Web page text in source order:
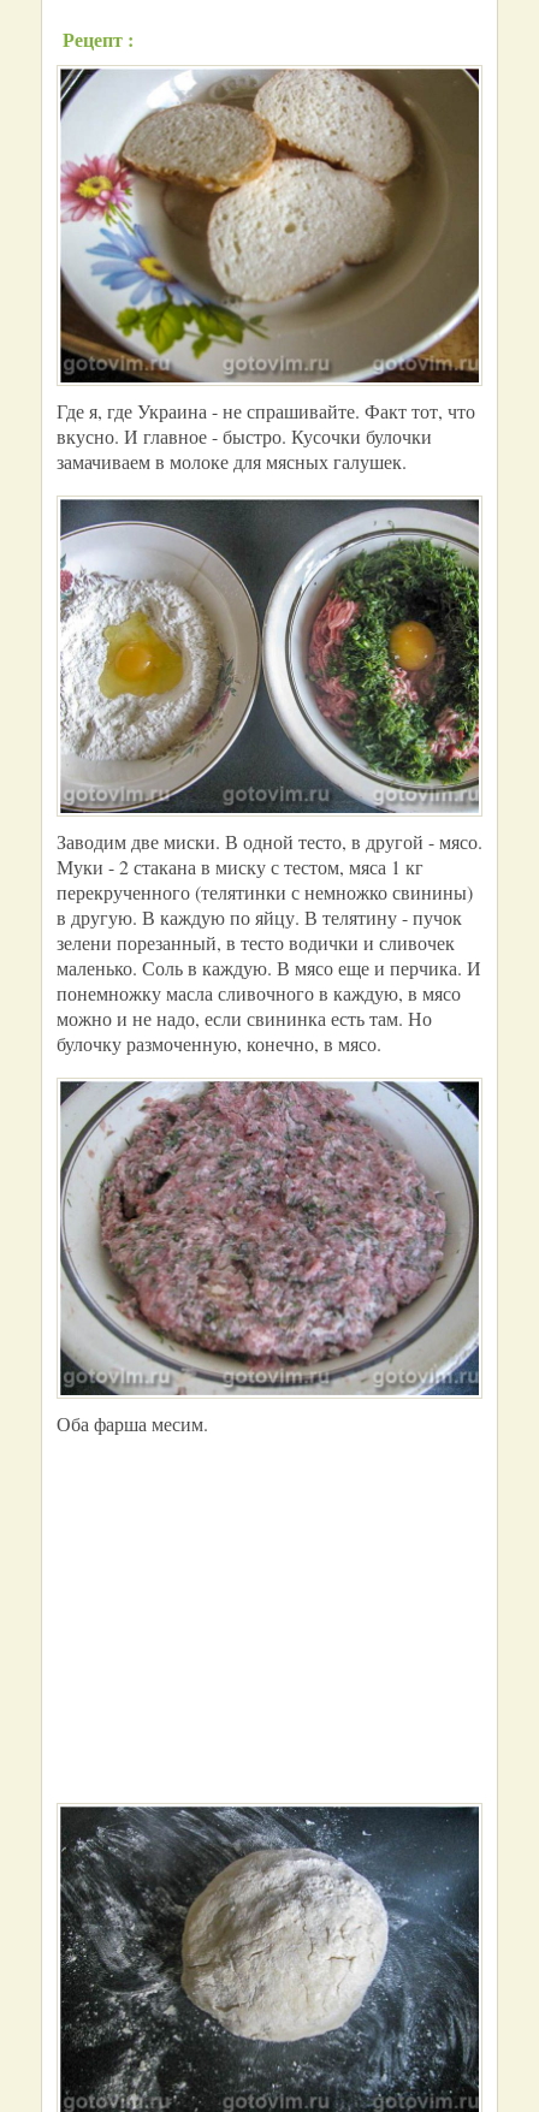
Рецепт :
Где я, где Украина - не спрашивайте. Факт тот, что
вкусно. И главное - быстро. Кусочки булочки
замачиваем в молоке для мясных галушек.
Заводим две миски. В одной тесто, в другой - мясо.
Муки - 2 стакана в миску с тестом, мяса 1 кг
перекрученного (телятинки с немножко свинины)
в другую. В каждую по яйцу. В телятину - пучок
зелени порезанный, в тесто водички и сливочек
маленько. Соль в каждую. В мясо еще и перчика. И
понемножку масла сливочного в каждую, в мясо
можно и не надо, если свининка есть там. Но
булочку размоченную, конечно, в мясо.
Оба фарша месим.